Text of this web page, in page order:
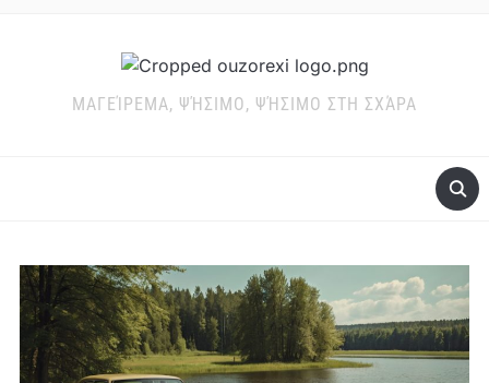
ΜΑΓΕΊΡΕΜΑ, ΨΉΣΙΜΟ, ΨΉΣΙΜΟ ΣΤΗ ΣΧΆΡΑ